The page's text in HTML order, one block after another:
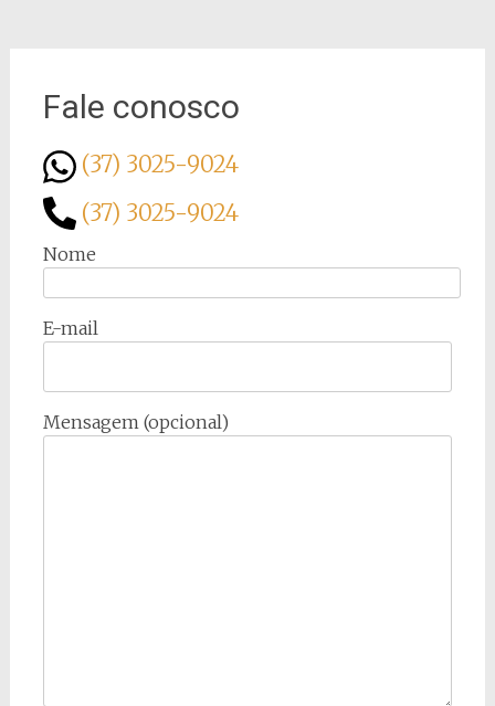
Fale conosco
(37) 3025-9024
(37) 3025-9024
Nome
E-mail
Mensagem (opcional)